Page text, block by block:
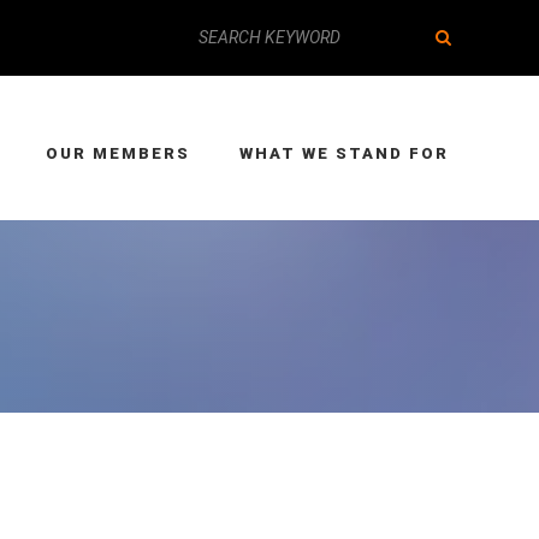
OUR MEMBERS WHAT WE STAND FOR